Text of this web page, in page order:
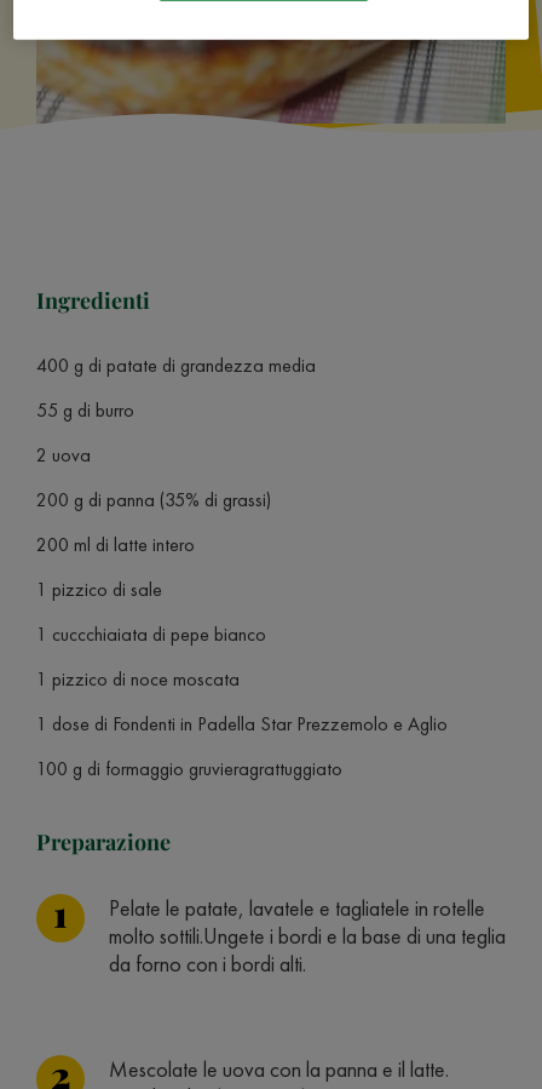
Ingredienti
400 g di patate di grandezza media
55 g di burro
2 uova
200 g di panna (35% di grassi)
200 ml di latte intero
1 pizzico di sale
1 cuccchiaiata di pepe bianco
1 pizzico di noce moscata
1 dose di Fondenti in Padella Star Prezzemolo e Aglio
100 g di formaggio gruvieragrattuggiato
Preparazione
Pelate le patate, lavatele e tagliatele in rotelle
molto sottili.Ungete i bordi e la base di una teglia
da forno con i bordi alti.
Mescolate le uova con la panna e il latte.